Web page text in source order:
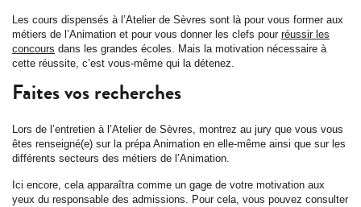
Les cours dispensés à l’Atelier de Sèvres sont là pour vous former aux
métiers de l’Animation et pour vous donner les clefs pour réussir les
concours dans les grandes écoles. Mais la motivation nécessaire à
cette réussite, c’est vous-même qui la détenez.
Faites vos recherches
Lors de l’entretien à l’Atelier de Sèvres, montrez au jury que vous vous
êtes renseigné(e) sur la prépa Animation en elle-même ainsi que sur les
différents secteurs des métiers de l’Animation.
Ici encore, cela apparaîtra comme un gage de votre motivation aux
yeux du responsable des admissions. Pour cela, vous pouvez consulter